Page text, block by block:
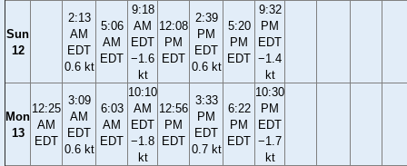
Sun
12
2:13
AM
EDT
0.6 kt
5:06
AM
EDT
9:18
AM
EDT
−1.6
kt
12:08
PM
EDT
2:39
PM
EDT
0.6 kt
5:20
PM
EDT
9:32
PM
EDT
−1.4
kt
Mon
13
12:25
AM
EDT
3:09
AM
EDT
0.6 kt
6:03
AM
EDT
10:10
AM
EDT
−1.8
kt
12:56
PM
EDT
3:33
PM
EDT
0.7 kt
6:22
PM
EDT
10:30
PM
EDT
−1.7
kt